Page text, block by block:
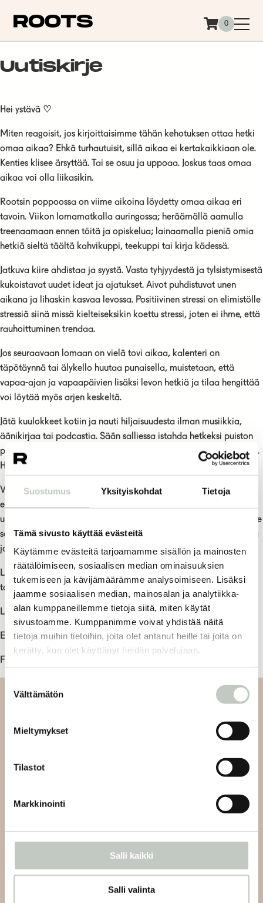
Suostumus Yksityiskohdat Tietoja
Tämä sivusto käyttää evästeitä
Käytämme evästeitä tarjoamamme sisällön ja mainosten
räätälöimiseen, sosiaalisen median ominaisuuksien
tukemiseen ja kävijämäärämme analysoimiseen. Lisäksi
jaamme sosiaalisen median, mainosalan ja analytiikka-
alan kumppaneillemme tietoja siitä, miten käytät
sivustoamme. Kumppanimme voivat yhdistää näitä
tietoja muihin tietoihin, joita olet antanut heille tai joita on
kerätty, kun olet käyttänyt heidän palvelujaan.
valinta
Välttämätön
Mieltymykset
Tilastot
Markkinointi
Salli kaikki
Salli valinta
0
Uutiskirje
Hei ystävä ♡
Miten reagoisit, jos kirjoittaisimme tähän kehotuksen ottaa hetki
omaa aikaa? Ehkä turhautuisit, sillä aikaa ei kertakaikkiaan ole.
Kenties klisee ärsyttää. Tai se osuu ja uppoaa. Joskus taas omaa
aikaa voi olla liikasikin.
Rootsin poppoossa on viime aikoina löydetty omaa aikaa eri
tavoin. Viikon lomamatkalla auringossa; heräämällä aamulla
treenaamaan ennen töitä ja opiskelua; lainaamalla pieniä omia
hetkiä sieltä täältä kahvikuppi, teekuppi tai kirja kädessä.
Jatkuva kiire ahdistaa ja syystä. Vasta tyhjyydestä ja tylsistymisestä
kukoistavat uudet ideat ja ajatukset. Aivot puhdistuvat unen
aikana ja lihaskin kasvaa levossa. Positiivinen stressi on elimistölle
stressiä siinä missä kielteiseksikin koettu stressi, joten ei ihme, että
rauhoittuminen trendaa.
Jos seuraavaan lomaan on vielä tovi aikaa, kalenteri on
täpötäynnä tai älykello huutaa punaisella, muistetaan, että
vapaa-ajan ja vapaapäivien lisäksi levon hetkiä ja tilaa hengittää
voi löytää myös arjen keskeltä.
Jätä kuulokkeet kotiin ja nauti hiljaisuudesta ilman musiikkia,
äänikirjaa tai podcastia. Sään salliessa istahda hetkeksi puiston
penkille. Tuo vasen kämmen sydämelle ja oikea kämmen vatsalle.
Hengitä. Kävele hieman hitaamin. Vähennä multitaskaamista.
Vaikka tuntuisi siltä, että hidastamiseen tarvitaan iso
elämänmuutos, pitkä loma tai valtava budjetti, muistetaan, että
usein helpoin, nopein ja ilmainen tapa hidastaa on… hidastaa. Tee
se mitä muutenkin tekisit, mutta hitaammin. Samalla väistämättä
jotain ei niin olennaista karsiutuu.
Löydetään alkavaan kevääseen hetkiä omaa aikaa: viikko, tunti
tai minuutti.
Lämpimin terveisin,
Emilia & Rootsin poppoo
Filed Under:
Tilaa uutiskirjeemme ja saat tiedon uusista tapahtumista